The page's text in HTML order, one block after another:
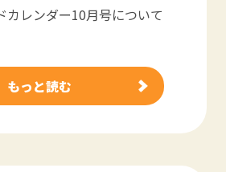
カレンダー10月号について
もっと読む